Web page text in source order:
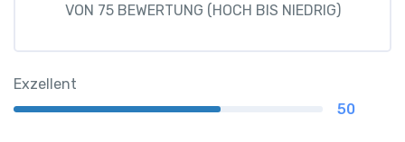
VON 75 BEWERTUNG (HOCH BIS NIEDRIG)
Exzellent
50